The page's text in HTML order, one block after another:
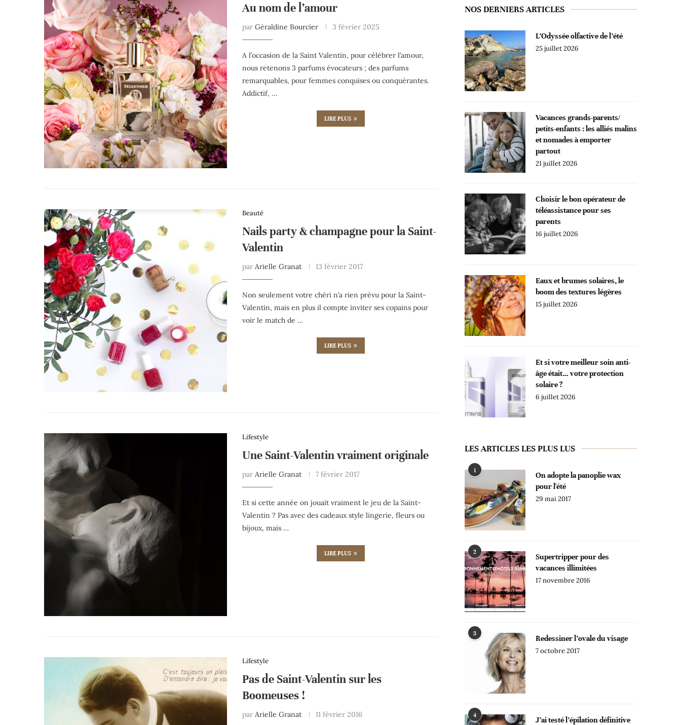
Au nom de l’amour
par Géraldine Bourcier 3 février 2025
A l’occasion de la Saint Valentin, pour célébrer l’amour,
nous retenons 3 parfums évocateurs ; des parfums
remarquables, pour femmes conquises ou conquérantes.
Addictif, …
LIRE PLUS
Beauté
Nails party & champagne pour la Saint-
Valentin
par Arielle Granat 13 février 2017
Non seulement votre chéri n’a rien prévu pour la Saint-
Valentin, mais en plus il compte inviter ses copains pour
voir le match de …
LIRE PLUS
Lifestyle
Une Saint-Valentin vraiment originale
par Arielle Granat 7 février 2017
Et si cette année on jouait vraiment le jeu de la Saint-
Valentin ? Pas avec des cadeaux style lingerie, fleurs ou
bijoux, mais …
LIRE PLUS
Lifestyle
Pas de Saint-Valentin sur les
Boomeuses !
par Arielle Granat 11 février 2016
NOS DERNIERS ARTICLES
L’Odyssée olfactive de l’été
25 juillet 2026
Vacances grands-parents/
petits-enfants : les alliés malins
et nomades à emporter
partout
21 juillet 2026
Choisir le bon opérateur de
téléassistance pour ses
parents
16 juillet 2026
Eaux et brumes solaires, le
boom des textures légères
15 juillet 2026
Et si votre meilleur soin anti-
âge était… votre protection
solaire ?
6 juillet 2026
LES ARTICLES LES PLUS LUS
1
On adopte la panoplie wax
pour l'été
29 mai 2017
2
Supertripper pour des
vacances illimitées
17 novembre 2016
3
Redessiner l’ovale du visage
7 octobre 2017
4
J’ai testé l’épilation définitive